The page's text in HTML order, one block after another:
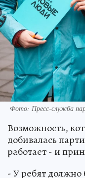
Фото: Пресс-служба
Возможность,
добивалась
работает - и
- У ребят должно